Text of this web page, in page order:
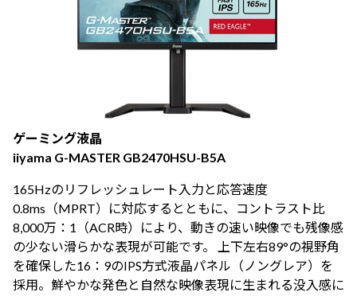
ゲーミング液晶
iiyama G-MASTER GB2470HSU-B5A
165Hzのリフレッシュレート入力と応答速度
0.8ms（MPRT）に対応するとともに、コントラスト比
8,000万：1（ACR時）により、動きの速い映像でも残像感
の少ない滑らかな表現が可能です。 上下左右89°の視野角
を確保した16：9のIPS方式液晶パネル（ノングレア）を
採用。鮮やかな発色と自然な映像表現に生まれる没入感に